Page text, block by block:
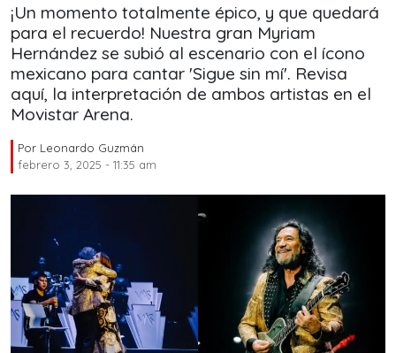
¡Un momento totalmente épico, y que quedará
para el recuerdo! Nuestra gran Myriam
Hernández se subió al escenario con el ícono
mexicano para cantar 'Sigue sin mí'. Revisa
aquí, la interpretación de ambos artistas en el
Movistar Arena.
Por Leonardo Guzmán
febrero 3, 2025 - 11:35 am